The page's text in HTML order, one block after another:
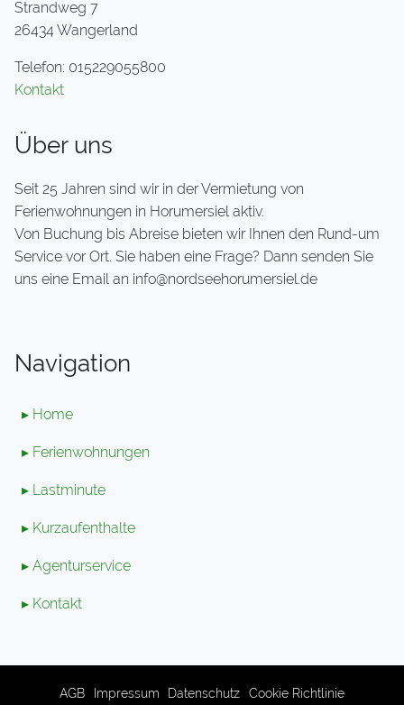
Strandweg 7
26434 Wangerland
Telefon: 015229055800
Kontakt
Über uns
Seit 25 Jahren sind wir in der Vermietung von
Ferienwohnungen in Horumersiel aktiv.
Von Buchung bis Abreise bieten wir Ihnen den Rund-um
Service vor Ort. Sie haben eine Frage? Dann senden Sie
uns eine Email an info@nordseehorumersiel.de
Navigation
▸ Home
▸ Ferienwohnungen
▸ Lastminute
▸ Kurzaufenthalte
▸ Agenturservice
▸ Kontakt
AGB Impressum Datenschutz Cookie Richtlinie